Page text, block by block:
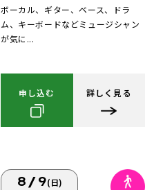
ボーカル、ギター、ベース、ドラ
ム、キーボードなどミュージシャン
が気に...
申し込む 詳しく見る
8/9(日)